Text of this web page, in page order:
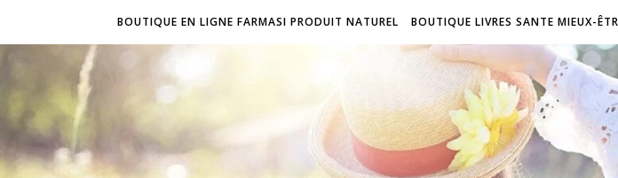
BOUTIQUE EN LIGNE FARMASI PRODUIT NATUREL BOUTIQUE LIVRES SANTE MIEUX-